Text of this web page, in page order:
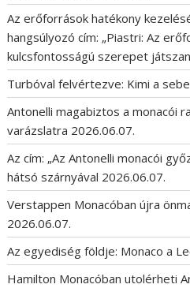
Az erőforrások hatékony
hangsúlyozó cím: „Piastri: Az
kulcsfontosságú szerepet
Turbóval felvértezve: Kimi a
Antonelli magabiztos a monacói
varázslatra 2026.06.07.
Az cím: „Az Antonelli monacói
hátsó szárnyával 2026.06.07.
Verstappen Monacóban újra
2026.06.07.
Az egyediség földje: Monaco a
Hamilton Monacóban utolérheti